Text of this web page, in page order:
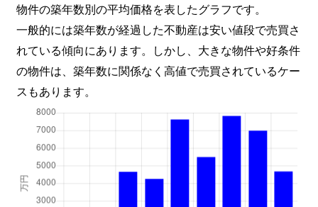
物件の築年数別の平均価格を表したグラフです。
一般的には築年数が経過した不動産は安い値段で売買さ
れている傾向にあります。しかし、大きな物件や好条件
の物件は、築年数に関係なく高値で売買されているケー
スもあります。